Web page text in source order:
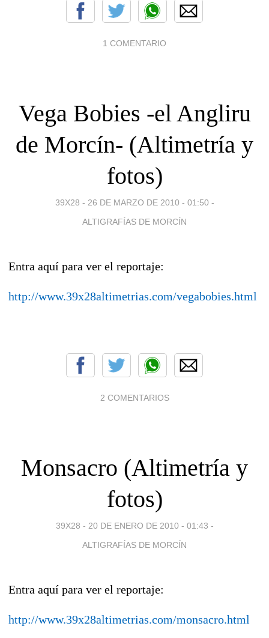
1 COMENTARIO
Vega Bobies -el Angliru
de Morcín- (Altimetría y
fotos)
39X28 - 26 DE MARZO DE 2010 - 01:50 -
ALTIGRAFÍAS DE MORCÍN
Entra aquí para ver el reportaje:
http://www.39x28altimetrias.com/vegabobies.html
2 COMENTARIOS
Monsacro (Altimetría y
fotos)
39X28 - 20 DE ENERO DE 2010 - 01:43 -
ALTIGRAFÍAS DE MORCÍN
Entra aquí para ver el reportaje:
http://www.39x28altimetrias.com/monsacro.html